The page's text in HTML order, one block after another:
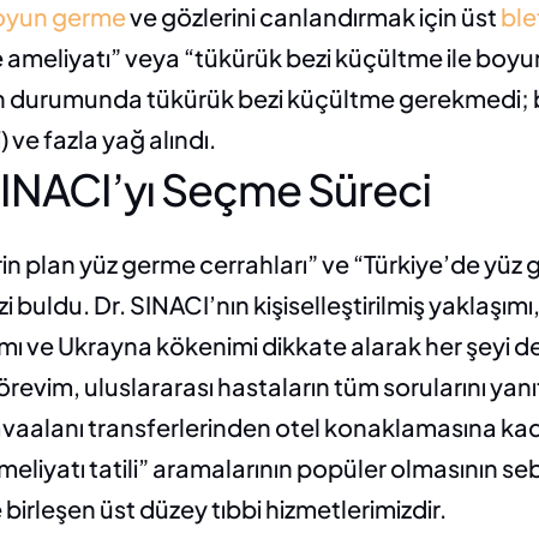
germe ve gözlerini canlandırmak için üst
veya “tükürük bezi küçültme ile
durumunda tükürük bezi küçültme
ve fazla yağ alındı.
Seçme Süreci
plan yüz germe cerrahları” ve “Türkiye’de yüz
Dr. SINACI’nın kişiselleştirilmiş
ve Ukrayna kökenimi dikkate alarak her şeyi
uluslararası hastaların tüm sorularını
transferlerinden otel konaklamasına
tatili” aramalarının popüler olmasının
üst düzey tıbbi hizmetlerimizdir.